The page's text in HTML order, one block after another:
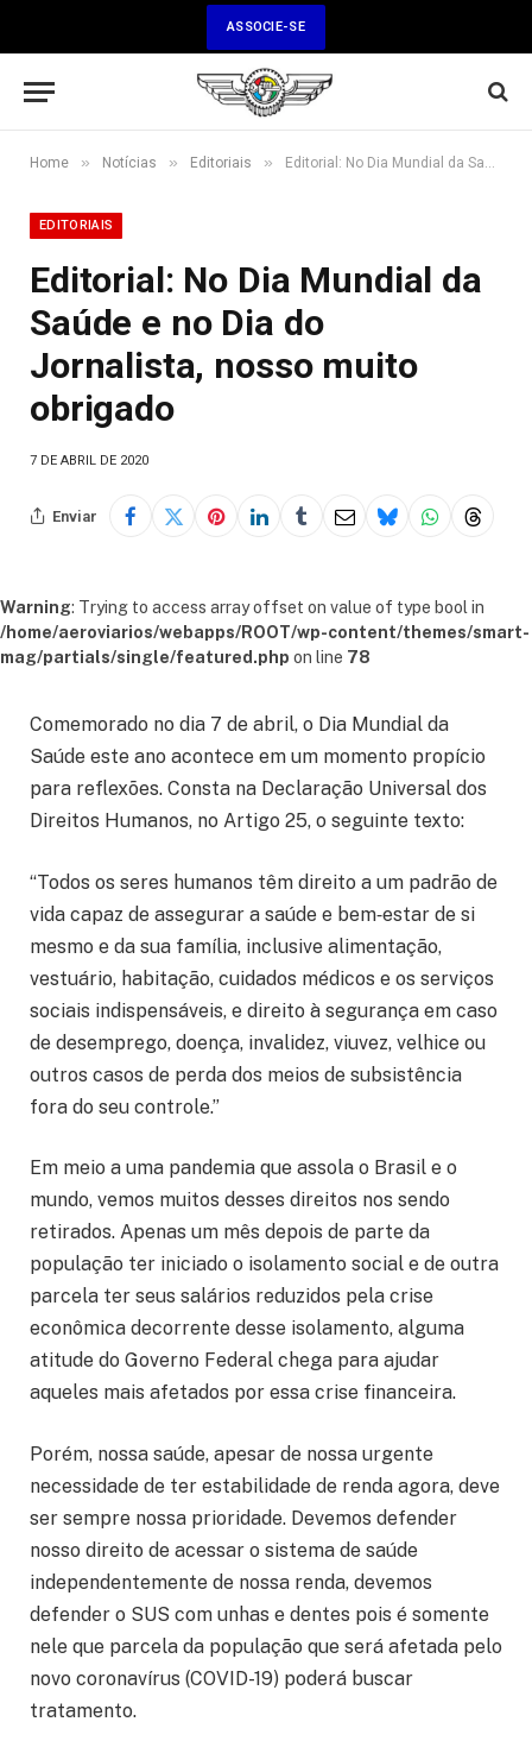
ASSOCIE-SE
Home » Notícias » Editoriais » Editorial: No Dia Mundial da Saúde e no Dia do Jornalista, nosso muito obrigado
EDITORIAIS
Editorial: No Dia Mundial da
Saúde e no Dia do
Jornalista, nosso muito
obrigado
7 DE ABRIL DE 2020
Enviar
Warning: Trying to access array offset on value of type bool in
/home/aeroviarios/webapps/ROOT/wp-content/themes/smart-
mag/partials/single/featured.php on line 78
Comemorado no dia 7 de abril, o Dia Mundial da
Saúde este ano acontece em um momento propício
para reflexões. Consta na Declaração Universal dos
Direitos Humanos, no Artigo 25, o seguinte texto:
“Todos os seres humanos têm direito a um padrão de
vida capaz de assegurar a saúde e bem‑estar de si
mesmo e da sua família, inclusive alimentação,
vestuário, habitação, cuidados médicos e os serviços
sociais indispensáveis, e direito à segurança em caso
de desemprego, doença, invalidez, viuvez, velhice ou
outros casos de perda dos meios de subsistência
fora do seu controle.”
Em meio a uma pandemia que assola o Brasil e o
mundo, vemos muitos desses direitos nos sendo
retirados. Apenas um mês depois de parte da
população ter iniciado o isolamento social e de outra
parcela ter seus salários reduzidos pela crise
econômica decorrente desse isolamento, alguma
atitude do Governo Federal chega para ajudar
aqueles mais afetados por essa crise financeira.
Porém, nossa saúde, apesar de nossa urgente
necessidade de ter estabilidade de renda agora, deve
ser sempre nossa prioridade. Devemos defender
nosso direito de acessar o sistema de saúde
independentemente de nossa renda, devemos
defender o SUS com unhas e dentes pois é somente
nele que parcela da população que será afetada pelo
novo coronavírus (COVID-19) poderá buscar
tratamento.